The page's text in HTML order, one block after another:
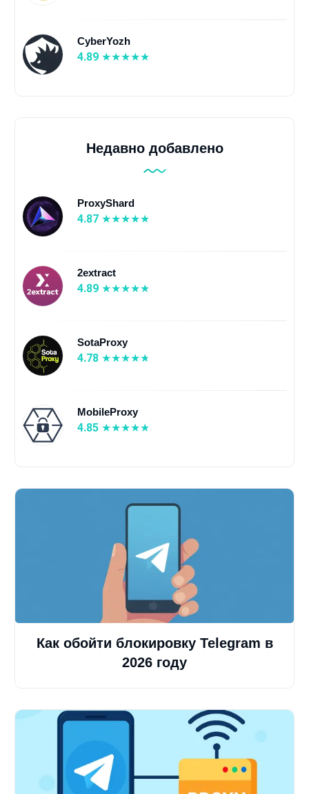
CyberYozh
4.89
Недавно добавлено
ProxyShard
4.87
2extract
4.89
SotaProxy
4.78
MobileProxy
4.85
Как обойти блокировку Telegram в
2026 году